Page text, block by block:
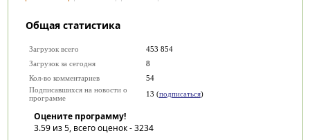
Общая статистика
Загрузок всего
453 854
Загрузок за сегодня
8
Кол-во комментариев
54
Подписавшихся на новости о
программе
13 (подписаться)
Оцените программу!
3.59из 5, всего оценок -3234